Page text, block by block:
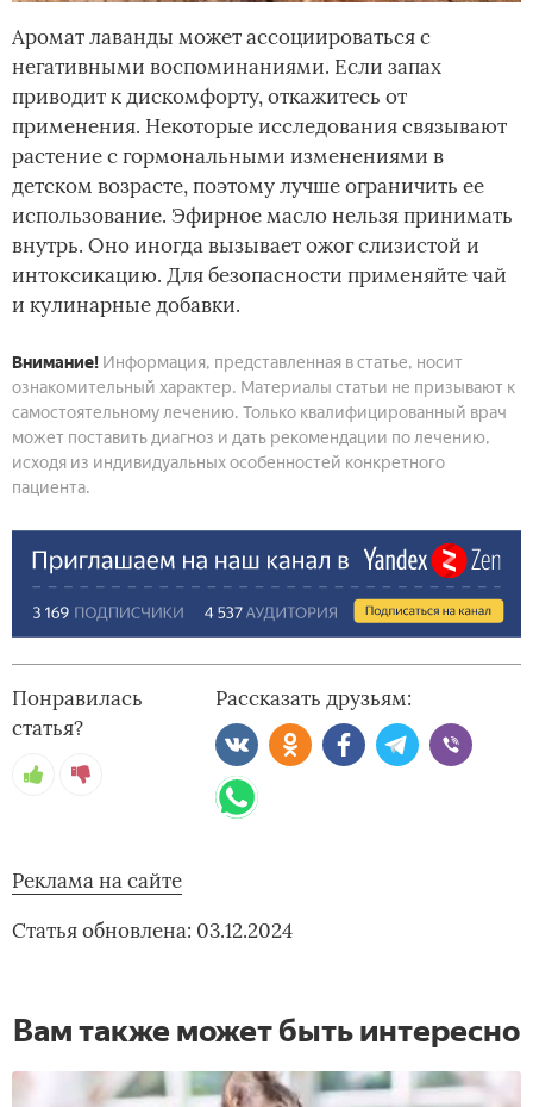
Аромат лаванды может ассоциироваться с
негативными воспоминаниями. Если запах
приводит к дискомфорту, откажитесь от
применения. Некоторые исследования связывают
растение с гормональными изменениями в
детском возрасте, поэтому лучше ограничить ее
использование. Эфирное масло нельзя принимать
внутрь. Оно иногда вызывает ожог слизистой и
интоксикацию. Для безопасности применяйте чай
и кулинарные добавки.
Внимание! Информация, представленная в статье, носит
ознакомительный характер. Материалы статьи не призывают к
самостоятельному лечению. Только квалифицированный врач
может поставить диагноз и дать рекомендации по лечению,
исходя из индивидуальных особенностей конкретного
пациента.
Понравилась
статья?
Рассказать друзьям:
Реклама на сайте
Статья обновлена: 03.12.2024
Вам также может быть интересно